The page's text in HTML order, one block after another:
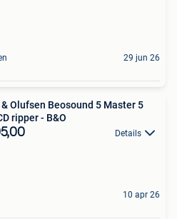
29 jun 26
& Olufsen Beosound 5 Master 5
ripper - B&O
Details
10 apr 26